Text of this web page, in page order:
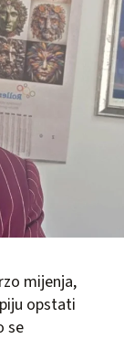
mijenja,
opstati
se